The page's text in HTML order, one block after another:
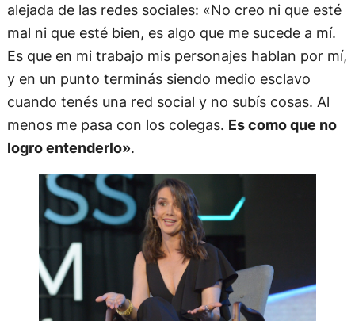
alejada de las redes sociales: «No creo ni que esté
mal ni que esté bien, es algo que me sucede a mí.
Es que en mi trabajo mis personajes hablan por mí,
y en un punto terminás siendo medio esclavo
cuando tenés una red social y no subís cosas. Al
menos me pasa con los colegas. Es como que no
logro entenderlo».